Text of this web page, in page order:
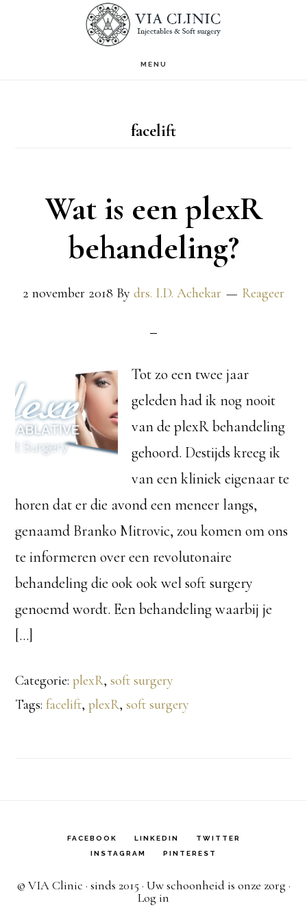
MENU
facelift
Wat is een plexR
behandeling?
2 november 2018 By drs. I.D. Achekar Reageer
Tot zo een twee jaar
geleden had ik nog nooit
van de plexR behandeling
gehoord. Destijds kreeg ik
van een kliniek eigenaar te
horen dat er die avond een meneer langs,
genaamd Branko Mitrovic, zou komen om ons
te informeren over een revolutonaire
behandeling die ook ook wel soft surgery
genoemd wordt. Een behandeling waarbij je
[…]
Categorie:plexR,soft surgery
Tags:facelift,plexR,soft surgery
FACEBOOK LINKEDIN
TWITTER
INSTAGRAM
PINTEREST
© VIA Clinic · sinds 2015 · Uw schoonheid is onze zorg ·
Log in